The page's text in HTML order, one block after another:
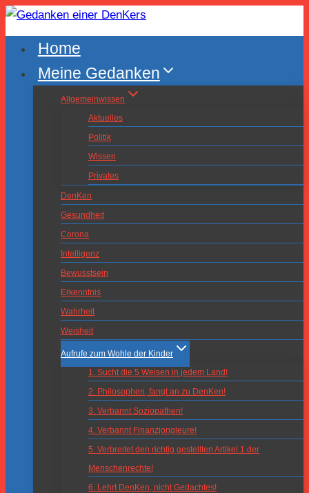
Zum
Inhalt
springenHome
Meine Gedanken
Allgemeinwissen
Aktuelles
Politik
Wissen
Privates
DenKen
Gesundheit
Corona
Intelligenz
Bewusstsein
Erkenntnis
Wahrheit
Weisheit
Aufrufe zum Wohle der Kinder
1. Sucht die 5 Weisen in jedem Land!
2. Philosophen, fangt an zu DenKen!
3. Verbannt Soziopathen!
4. Verbannt Finanzjongleure!
5. Verbreitet den richtig gestellten Artikel 1 der
Menschenrechte!
6. Lehrt DenKen, nicht Gedachtes!